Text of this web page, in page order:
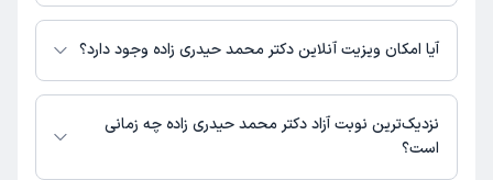
اطلاعاتی درباره محل فعالیت دکتر محمد حیدری زاده در مراکز درمانی در دسترس
نیست.
آیا امکان ویزیت آنلاین دکتر محمد حیدری زاده وجود دارد؟
در حال حاضر اطلاعاتی درباره ارائه ویزیت آنلاین توسط دکتر محمد حیدری زاده
در دسترس نیست. برای دریافت اطلاعات دقیق‌تر، لطفاً با مطب تماس بگیرید.
نزدیک‌ترین نوبت آزاد دکتر محمد حیدری زاده چه زمانی
است؟